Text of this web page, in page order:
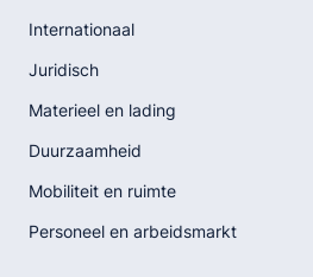
Internationaal
Juridisch
Materieel en lading
Duurzaamheid
Mobiliteit en ruimte
Personeel en arbeidsmarkt